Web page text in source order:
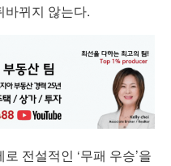
바뀌지 않는다.
전설적인 ‘무패 우승’을